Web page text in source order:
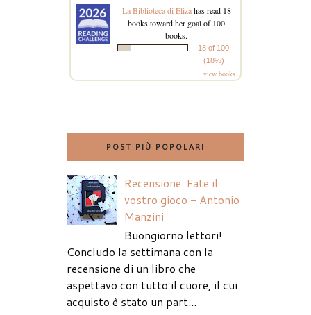
La Biblioteca di Elizahas read 18
books toward her goal of 100
books.
18 of 100
(18%)
view books
POST PIÙ POPOLARI
Recensione: Fate il
vostro gioco - Antonio
Manzini
Buongiorno lettori!
Concludo la settimana con la
recensione di un libro che
aspettavo con tutto il cuore, il cui
acquisto è stato un part...